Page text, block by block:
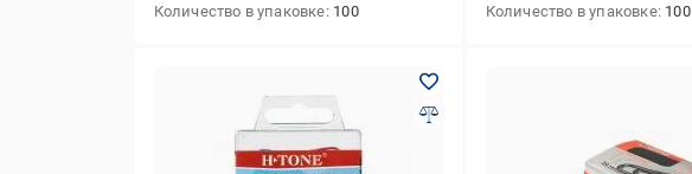
Количество в упаковке 100
Количество в упаковке 100